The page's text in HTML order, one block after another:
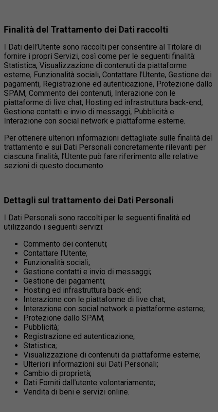
Finalità del Trattamento dei Dati raccolti
I Dati dell’Utente sono raccolti per consentire al Titolare di
fornire i propri Servizi, così come per le seguenti finalità:
Statistica, Visualizzazione di contenuti da piattaforme
esterne, Funzionalità sociali, Contattare l'Utente, Gestione dei
pagamenti, Registrazione ed autenticazione, Protezione dallo
SPAM, Commento dei contenuti, Interazione con le
piattaforme di live chat, Hosting ed infrastruttura back-end,
Gestione contatti e invio di messaggi, Pubblicità e
Interazione con social network e piattaforme esterne.
Per ottenere ulteriori informazioni dettagliate sulle finalità del
trattamento e sui Dati Personali concretamente rilevanti per
ciascuna finalità, l’Utente può fare riferimento alle relative
sezioni di questo documento.
Dettagli sul trattamento dei Dati Personali
I Dati Personali sono raccolti per le seguenti finalità ed
utilizzando i seguenti servizi:
Commento dei contenuti;
Contattare l'Utente;
Funzionalità sociali;
Gestione contatti e invio di messaggi;
Gestione dei pagamenti;
Hosting ed infrastruttura back-end;
Interazione con le piattaforme di live chat;
Interazione con social network e piattaforme esterne;
Protezione dallo SPAM;
Pubblicità;
Registrazione ed autenticazione;
Statistica;
Visualizzazione di contenuti da piattaforme esterne;
Ulteriori informazioni sui Dati Personali;
Cambio di proprietà;
Dati Forniti dall'utente volontariamente;
Vendita di beni e servizi online.